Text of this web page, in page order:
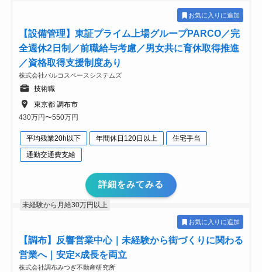
お気に入りに追加
【設備管理】東証プライム上場グループPARCO／完
全週休2日制／前職給与考慮／男女共に育休取得推進
／資格取得支援制度あり
株式会社パルコスペースシステムズ
技術職
東京都 調布市
430万円〜550万円
平均残業20h以下 年間休日120日以上
住宅手当
通勤交通費支給
詳細をみてみる
未経験から月給30万円以上
お気に入りに追加
【調布】反響営業中心｜未経験から街づくりに関わる
営業へ｜安定×成長を両立
株式会社調布みつぎ不動産研究所